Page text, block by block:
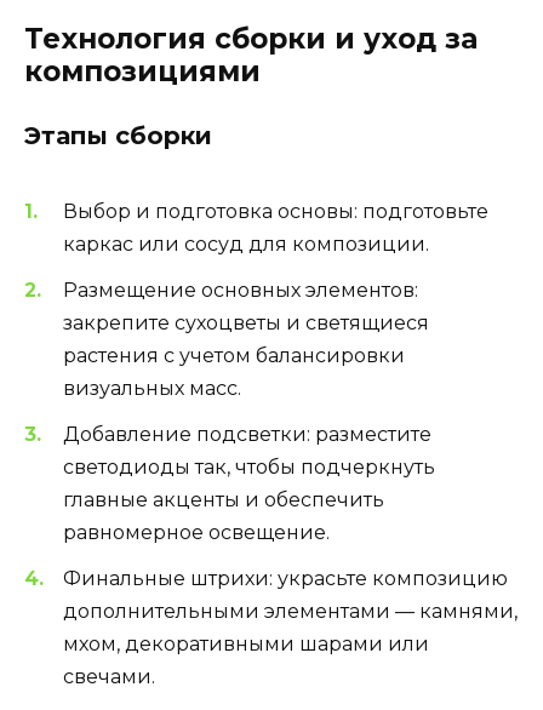
Технология сборки и уход за
композициями
Этапы сборки
Выбор и подготовка основы: подготовьте
каркас или сосуд для композиции.
Размещение основных элементов:
закрепите сухоцветы и светящиеся
растения с учетом балансировки
визуальных масс.
Добавление подсветки: разместите
светодиоды так, чтобы подчеркнуть
главные акценты и обеспечить
равномерное освещение.
Финальные штрихи: украсьте композицию
дополнительными элементами — камнями,
мхом, декоративными шарами или
свечами.